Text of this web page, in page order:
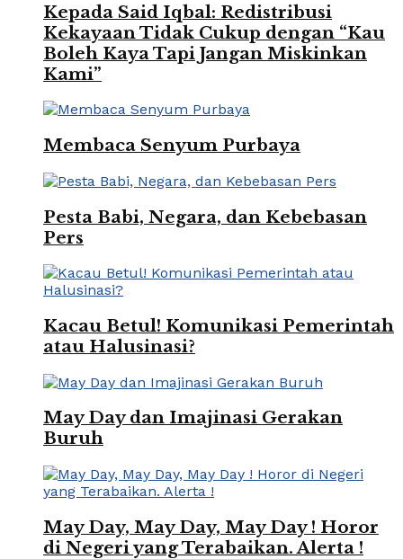
Kepada Said Iqbal: Redistribusi
Kekayaan Tidak Cukup dengan “Kau
Boleh Kaya Tapi Jangan Miskinkan
Kami”
Membaca Senyum Purbaya
Pesta Babi, Negara, dan Kebebasan
Pers
Kacau Betul! Komunikasi Pemerintah
atau Halusinasi?
May Day dan Imajinasi Gerakan
Buruh
May Day, May Day, May Day ! Horor
di Negeri yang Terabaikan. Alerta !